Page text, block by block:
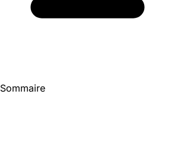
Sommaire